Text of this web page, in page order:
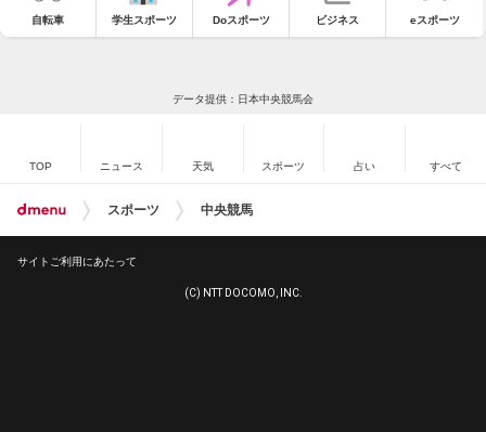
自転車 学生スポーツ Doスポーツ ビジネス eスポーツ
データ提供：日本中央競馬会
TOP ニュース 天気 スポーツ 占い すべて
スポーツ 中央競馬
サイトご利用にあたって
(C) NTT DOCOMO, INC.